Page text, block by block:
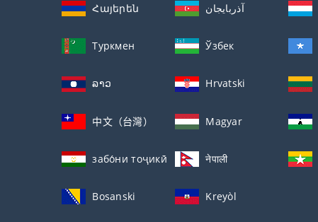
Հայերեն آذربايجان
Туркмен Ўзбек
ລາວ Hrvatski
中文（台灣） Magyar
забо́ни тоҷикӣ́ नेपाली
Bosanski Kreyòl